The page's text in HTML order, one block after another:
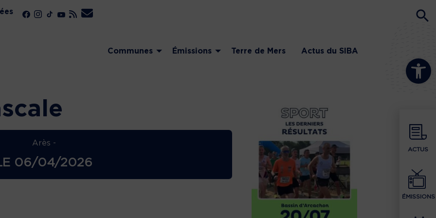
Ouvrir la
ACTUS
ÉMISSIONS
Communes Émissions Terre de Mers Actus du SIBA
Arès -
06/04/2026